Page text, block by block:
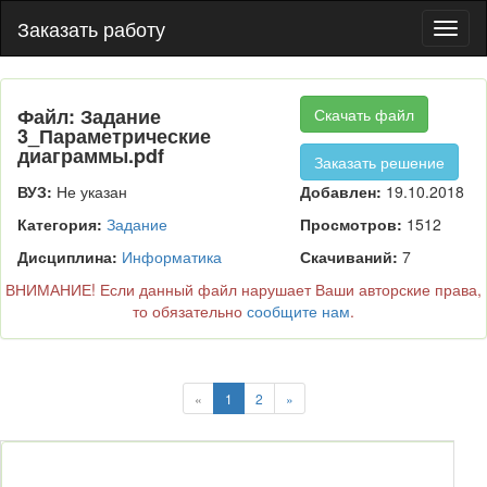
Заказать работу
Файл: Задание
3_Параметрические
диаграммы.pdf
Скачать файл
Заказать решение
ВУЗ: Не указан
Категория: Задание
Дисциплина: Информатика
Добавлен: 19.10.2018
Просмотров: 1512
Скачиваний: 7
ВНИМАНИЕ! Если данный файл нарушает Ваши авторские права,
то обязательно сообщите нам.
« 1 2 »